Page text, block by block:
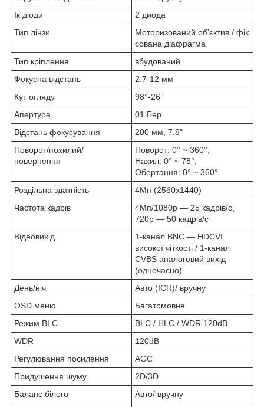
Ік діоди
2 диода
Тип лінзи
Моторизований об'єктив / фік
сована діафрагма
Тип кріплення
вбудований
Фокусна відстань
2.7-12 мм
Кут огляду
98°-26°
Апертура
01.Бер
Відстань фокусування
200 мм, 7.8"
Поворот/похилий/
повернення
Поворот: 0° ~ 360°;
Нахил: 0° ~ 78°;
Обертання: 0° ~ 360°
Роздільна здатність
4Мп (2560х1440)
Частота кадрів
4Мп/1080р — 25 кадрів/с,
720р — 50 кадрів/с
Відеовихід
1-канал BNC — HDCVI
високої чіткості / 1-канал
CVBS аналоговий вихід
(одночасно)
День/ніч
Авто (ICR)/ вручну
OSD меню
Багатомовне
Режим BLC
BLC / HLC / WDR 120dB
WDR
120dB
Регулювання посилення
AGC
Придушення шуму
2D/3D
Баланс білого
Авто/ вручну